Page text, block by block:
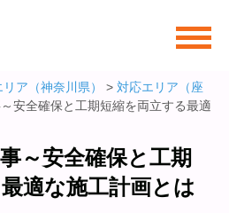
ア（神奈川県） > 対応エリア（座
安全確保と工期短縮を両立する最適
～安全確保と工期
適な施工計画とは